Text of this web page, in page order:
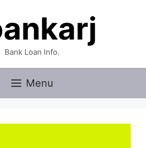
Bank Loan Info.
Menu